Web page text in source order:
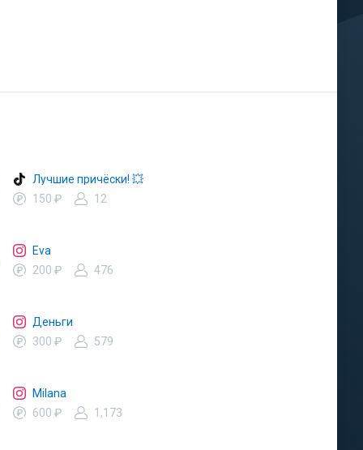
Лучшие причёски! 💥
150 ₽
12
Eva
200 ₽
476
Деньги
300 ₽
579
Milana
600 ₽
1,173